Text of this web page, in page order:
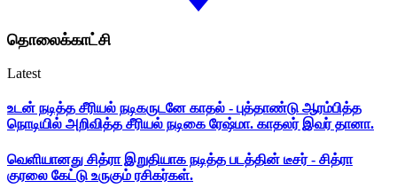
தொலைக்காட்சி
Latest
உடன் நடித்த சீரியல் நடிகருடனே காதல் - புத்தாண்டு ஆரம்பித்த
நொடியில் அறிவித்த சீரியல் நடிகை ரேஷ்மா. காதலர் இவர் தானா.
வெளியானது சித்ரா இறுதியாக நடித்த படத்தின் டீசர் - சித்ரா
குரலை கேட்டு உருகும் ரசிகர்கள்.